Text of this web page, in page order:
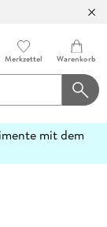
Merkzettel Warenkorb
mit dem